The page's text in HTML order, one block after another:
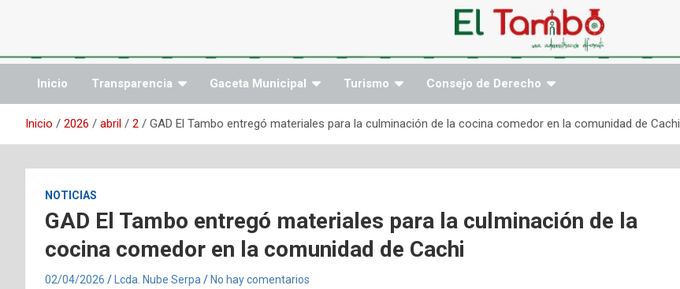
Inicio Transparencia Gaceta Municipal Turismo Consejo de Derecho
Inicio 2026 abril 2 GAD El Tambo entregó materiales para la culminación de la cocina comedor en la comunidad de Cachi
NOTICIAS
GAD El Tambo entregó materiales para la culminación de la
cocina comedor en la comunidad de Cachi
02/04/2026 Lcda. Nube Serpa No hay comentarios